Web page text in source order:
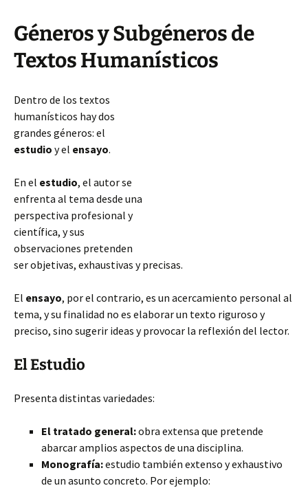
Géneros y Subgéneros de
Textos Humanísticos
Dentro de los textos
humanísticos hay dos
grandes géneros: el
estudio y el ensayo.
En el estudio, el autor se
enfrenta al tema desde una
perspectiva profesional y
científica, y sus
observaciones pretenden
ser objetivas, exhaustivas y precisas.
El ensayo, por el contrario, es un acercamiento personal al
tema, y su finalidad no es elaborar un texto riguroso y
preciso, sino sugerir ideas y provocar la reflexión del lector.
El Estudio
Presenta distintas variedades:
El tratado general:obra extensa que pretende
abarcar amplios aspectos de una disciplina.
Monografía:estudio también extenso y exhaustivo
de un asunto concreto. Por ejemplo: